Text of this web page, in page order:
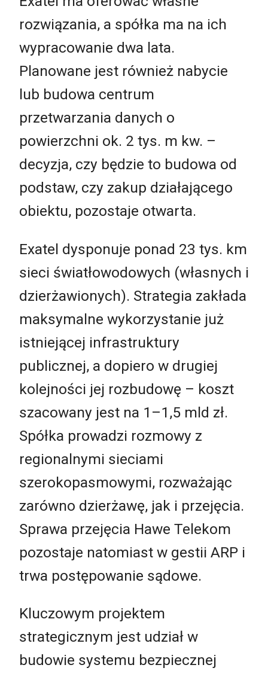
rozwiązania, a spółka ma na ich
wypracowanie dwa lata.
Planowane jest również nabycie
lub budowa centrum
przetwarzania danych o
powierzchni ok. 2 tys. m kw. –
decyzja, czy będzie to budowa od
podstaw, czy zakup działającego
obiektu, pozostaje otwarta.
Exatel dysponuje ponad 23 tys. km
sieci światłowodowych (własnych i
dzierżawionych). Strategia zakłada
maksymalne wykorzystanie już
istniejącej infrastruktury
publicznej, a dopiero w drugiej
kolejności jej rozbudowę – koszt
szacowany jest na 1–1,5 mld zł.
Spółka prowadzi rozmowy z
regionalnymi sieciami
szerokopasmowymi, rozważając
zarówno dzierżawę, jak i przejęcia.
Sprawa przejęcia Hawe Telekom
pozostaje natomiast w gestii ARP i
trwa postępowanie sądowe.
Kluczowym projektem
strategicznym jest udział w
budowie systemu bezpiecznej